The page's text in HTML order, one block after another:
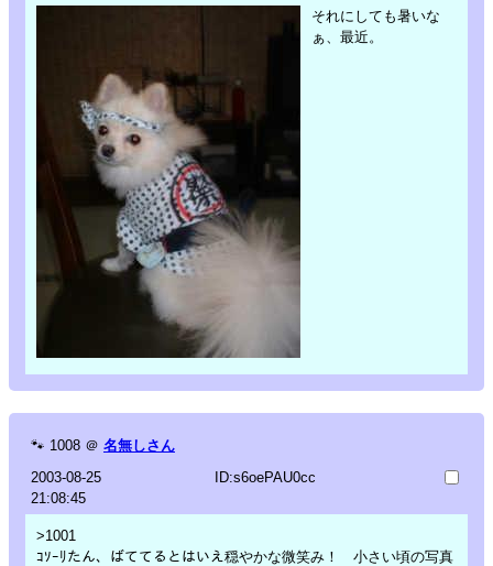
それにしても暑いな
ぁ、最近。
🐾 1008 ＠ 名無しさん
2003-08-25
21:08:45
ID:s6oePAU0cc
>1001
ｺｿｰﾘたん、ばててるとはいえ穏やかな微笑み！ 小さい頃の写真